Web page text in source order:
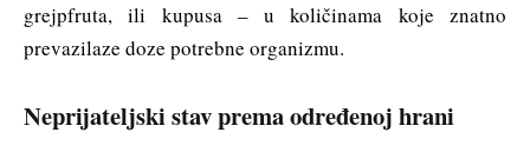
grejpfruta, ili kupusa – u količinama koje znatno
prevazilaze doze potrebne organizmu.
Neprijateljski stav prema određenoj hrani